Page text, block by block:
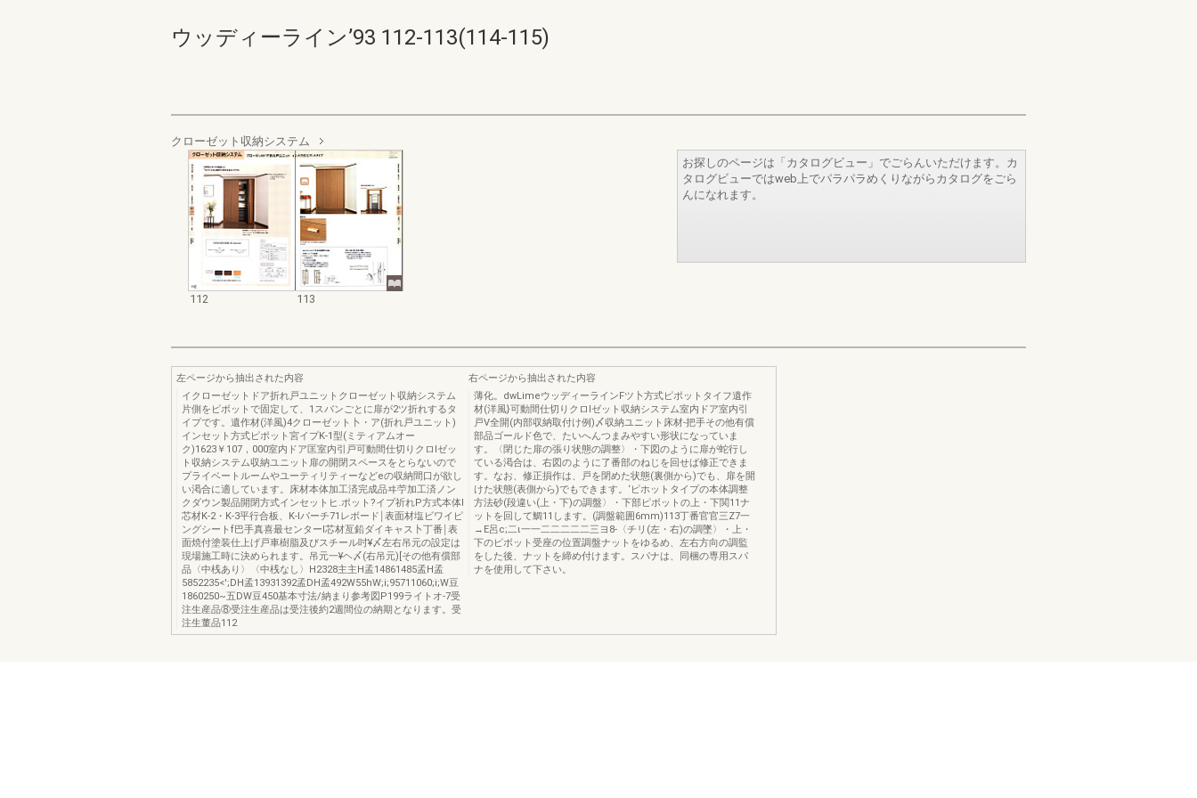
ウッディーライン’93 112-113(114-115)
クローゼット収納システム
112 113
お探しのページは「カタログビュー」でごらんいただけます。カ
タログビューではweb上でパラパラめくりながらカタログをごら
んになれます。
左ページから抽出された内容
イクローゼットドア折れ戸ユニットクローゼット収納システム
片側をピボットで固定して、1スバンごとに扉が2ツ折れするタ
イプです。遺作材(洋風)4クローゼット卜・ア(折れ戸ユニット)
インセット方式ピポット宮イプK-1型(ミティアムオー
ク)1623￥107，000室内ドア匡室内引戸可動間仕切りクロlゼッ
ト収納システム収納ユニット扉の開閉スペースをとらないので
プライベートルームやユーティリティーなどeの収納間口が欲し
い渇合に適しています。床材本体加工済完成品ヰ苧加工済ノン
クダウン製品開閉方式インセットヒ.ポット?イプ祈れP方式本体I
芯材K-2・K-3平行合板、K-lパーチ71レボード￨表面材塩ビワイピ
ングシートf巴手真喜最センターl芯材亙鉛ダイキャス卜丁番￨表
面焼付塗装仕上げ戸車樹脂及びスチール吋¥〆左右吊元の設定は
現場施工時に決められます。吊元一¥ヘ〆(右吊元)[その他有償部
品〈中桟あり〉〈中桟なし〉H2328主主H孟14861485孟H孟
5852235<';DH孟13931392孟DH孟492W55hW;i;95711060;i;W豆
1860250~五DW豆450基本寸法/納まり参考図P199ライトオ-7受
注生産品⑧受注生産品は受注後約2週間位の納期となります。受
注生董品112
右ページから抽出された内容
薄化。dwLimeウッディーラインFツ卜方式ピポットタイフ遺作
材(洋風}可動間仕切りクロlゼット収納システム室内ドア室内引
戸V全開(内部収納取付け例)〆収納ユニット床材-把手その他有償
部品ゴールド色で、たいへんつまみやすい形状になっていま
す。〈閉じた扉の張り状態の調整〉・下図のように扉が蛇行し
ている渇合は、右図のように了番部のねじを回せば修正できま
す。なお、修正損作は、戸を閉めた状態(裏側から)でも、扉を開
けた状態(表側から)でもできます。‘ピホットタイプの本体調整
方法砂(段違い(上・下)の調盤〉・下部ピボットの上・下関11ナ
ットを回して鯛11します。(調盤範囲6mm)113丁番官官三Z7一
→E呂c;二ι一一二二二二二三ヨ8-〈チリ(左・右)の調墜〉・上・
下のピボット受座の位置調盤ナットをゆるめ、左右方向の調監
をした後、ナットを締め付けます。スパナは、同梱の専用スパ
ナを使用して下さい。